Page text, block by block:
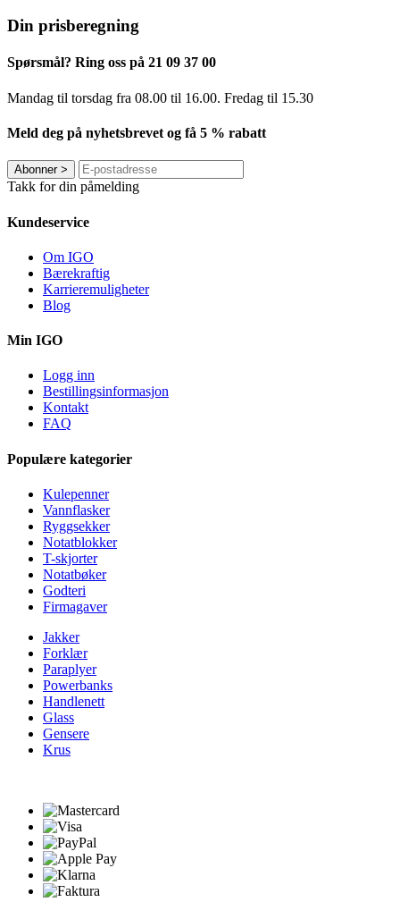
Din prisberegning
Spørsmål? Ring oss på 21 09 37 00
Mandag til torsdag ​​fra 08.00 til 16.00. Fredag til 15.30
Meld deg på nyhetsbrevet og få 5 % rabatt
Abonner>
Takk for din påmelding
Kundeservice
Om IGO
Bærekraftig
Karrieremuligheter
Blog
Min IGO
Logg inn
Bestillingsinformasjon
Kontakt
FAQ
Populære kategorier
Kulepenner
Vannflasker
Ryggsekker
Notatblokker
T-skjorter
Notatbøker
Godteri
Firmagaver
Jakker
Forklær
Paraplyer
Powerbanks
Handlenett
Glass
Gensere
Krus